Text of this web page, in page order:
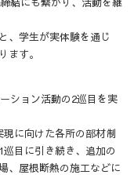
、学生が実体験を通じ
ます。
ション活動の2巡目を実
に向けた各所の部材制
目に引き続き、追加の
、屋根断熱の施工などに